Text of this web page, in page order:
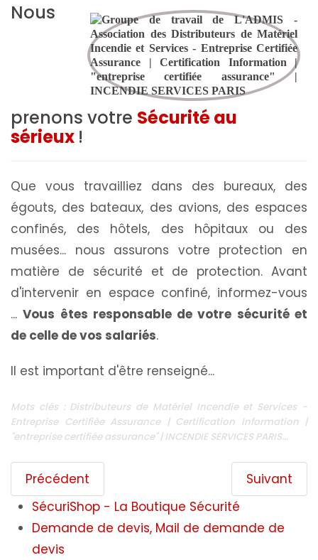
Nous
prenons votre Sécurité au
sérieux !
Que vous travailliez dans des bureaux, des
égouts, des bateaux, des avions, des espaces
confinés, des hôtels, des hôpitaux ou des
musées... nous assurons votre protection en
matière de sécurité et de protection. Avant
d'intervenir en espace confiné, informez-vous
...Vous êtes responsable de votre sécurité et
de celle de vos salariés.
Il est important d'être renseigné...
Mots clés : Distributeurs de Matériel Incendie et Services -
Entreprise Certifiée Assurance | Certification Information |
"entreprise certifiée assurance" | INCENDIE SERVICES PARIS...
Précédent
Suivant
SécuriShop - La Boutique Sécurité
Demande de devis, Mail de demande de
devis